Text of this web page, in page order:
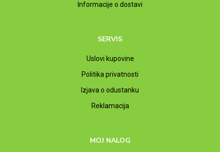
Informacije o dostavi
SERVIS
Uslovi kupovine
Politika privatnosti
Izjava o odustanku
Reklamacija
MOJ NALOG